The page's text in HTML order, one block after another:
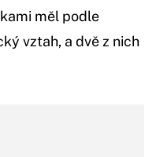
měl podle
vztah, a dvě z nich